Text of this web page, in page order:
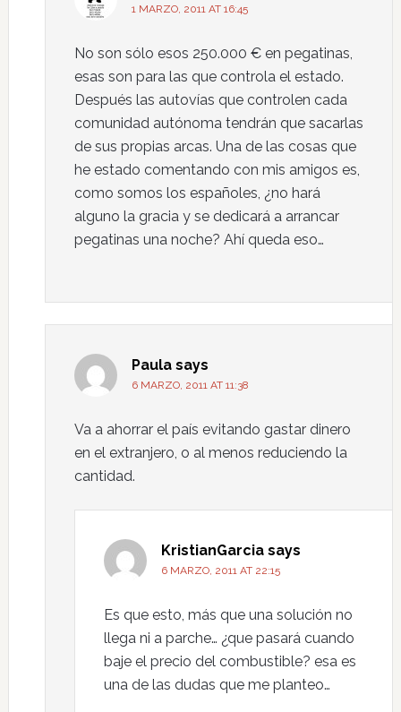
1 MARZO, 2011 AT 16:45
No son sólo esos 250.000 € en pegatinas,
esas son para las que controla el estado.
Después las autovías que controlen cada
comunidad autónoma tendrán que sacarlas
de sus propias arcas. Una de las cosas que
he estado comentando con mis amigos es,
como somos los españoles, ¿no hará
alguno la gracia y se dedicará a arrancar
pegatinas una noche? Ahí queda eso…
Paula says
6 MARZO, 2011 AT 11:38
Va a ahorrar el país evitando gastar dinero
en el extranjero, o al menos reduciendo la
cantidad.
KristianGarcia says
6 MARZO, 2011 AT 22:15
Es que esto, más que una solución no
llega ni a parche… ¿que pasará cuando
baje el precio del combustible? esa es
una de las dudas que me planteo…